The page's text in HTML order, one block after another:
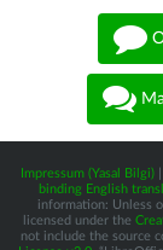
Impressum (Yasal Bilgi)
binding English
information: Unless
licensed under the
not include the source